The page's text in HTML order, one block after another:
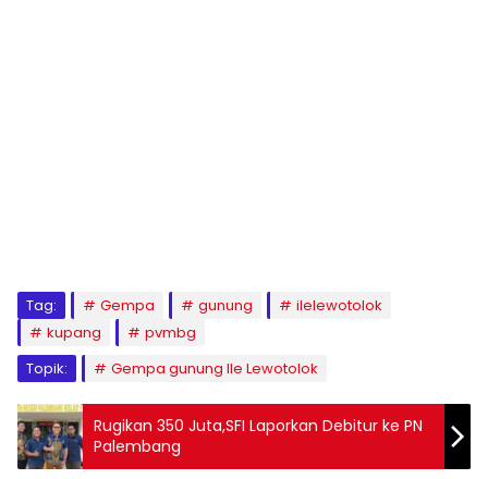
Tag: Gempa gunung
ilelewotolok
kupang
pvmbg
Topik:
Gempa gunung Ile Lewotolok
Rugikan 350 Juta,SFI Laporkan Debitur ke PN
Palembang